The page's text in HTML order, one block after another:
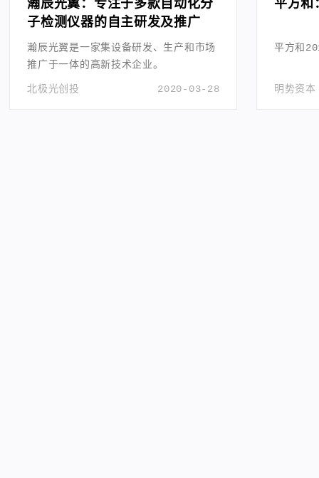
瀚辰光翼：专注于多款自动化分
子检测仪器的自主研发及推广
瀚辰光翼是一家集设备研发、生产和市场
推广于一体的高新技术企业。
2020-03-28
北极光创投
平方和
平方和
明势资本